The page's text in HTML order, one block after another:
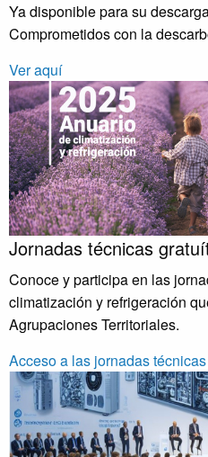
Ya disponible para su
Comprometidos con la
Ver aquí
Jornadas técnicas
Conoce y participa en las
climatización y refrigeración
Agrupaciones Territoriales.
Acceso a las jornadas técnicas